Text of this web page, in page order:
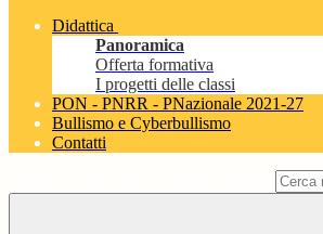
Didattica
Panoramica
Offerta formativa
I progetti delle classi
PON - PNRR - PNazionale 2021-27
Bullismo e Cyberbullismo
Contatti